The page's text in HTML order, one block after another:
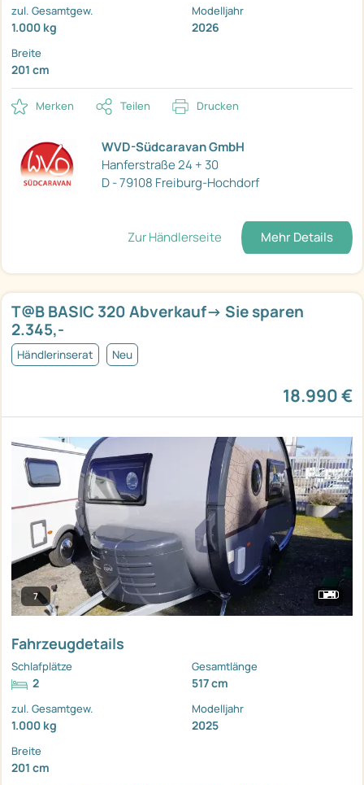
zul. Gesamtgew.
1.000 kg
Modelljahr
2026
Breite
201 cm
Merken Teilen Drucken
WVD-Südcaravan GmbH
Hanferstraße 24 + 30
D - 79108 Freiburg-Hochdorf
Zur Händlerseite Mehr Details
T@B BASIC 320 Abverkauf-> Sie sparen
2.345,-
Händlerinserat Neu
18.990 €
7
Fahrzeugdetails
Schlafplätze
2
Gesamtlänge
517 cm
zul. Gesamtgew.
1.000 kg
Modelljahr
2025
Breite
201 cm